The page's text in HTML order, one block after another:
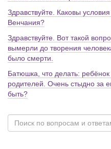
Здравствуйте. Каковы
Венчания?
Здравствуйте. Вот такой
вымерли до творения
было смерти.
Батюшка, что делать:
родителей. Очень стыдно за
быть?